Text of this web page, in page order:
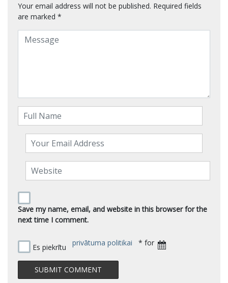
Your email address will not be published. Required fields
are marked *
Save my name, email, and website in this browser for the
next time I comment.
Es piekrītu privātuma politikai * for